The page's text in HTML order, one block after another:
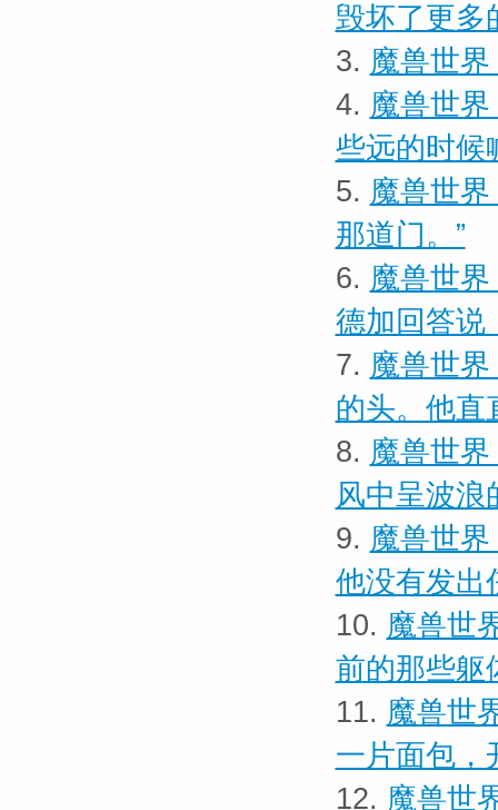
毁坏了更多
3. 魔兽世界
4. 魔兽世界
些远的时候
5. 魔兽世界
那道门。”
6. 魔兽世
德加回答说
7. 魔兽世
的头。他直
8. 魔兽世
风中呈波浪
9. 魔兽世
他没有发出
10. 魔兽世
前的那些躯
11. 魔兽世
一片面包，
12. 魔兽世